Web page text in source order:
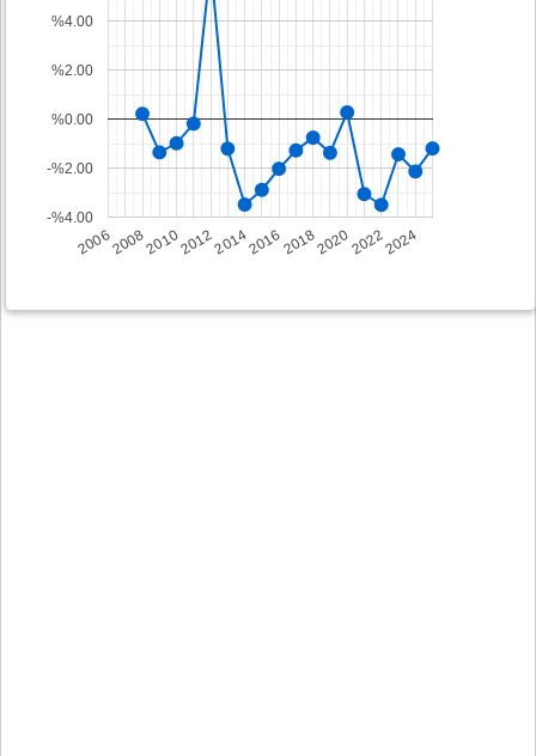
2006200820102012201420162018202020222024
-%4.00
-%2.00
%0.00
%2.00
%4.00